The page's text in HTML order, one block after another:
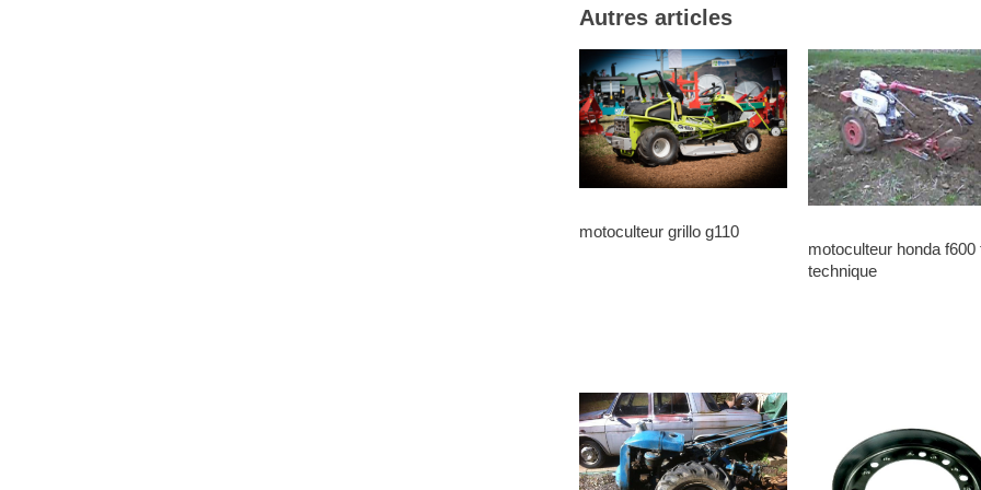
Autres articles
motoculteur grillo g110
motoculteur honda f600
technique